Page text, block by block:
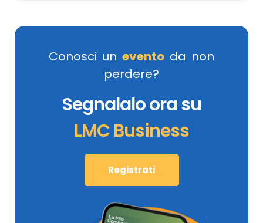
Conosci un evento da non
perdere?
Segnalalo ora su
LMC Business
Registrati